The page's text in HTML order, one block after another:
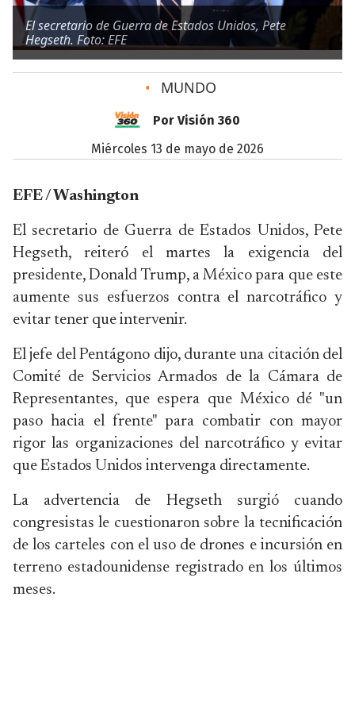
El secretario de Guerra de Estados Unidos, Pete
Hegseth. Foto: EFE
• MUNDO
Por Visión 360
miércoles 13 de mayo de 2026
EFE / Washington
El secretario de Guerra de Estados Unidos, Pete
Hegseth, reiteró el martes la exigencia del
presidente, Donald Trump, a México para que este
aumente sus esfuerzos contra el narcotráfico y
evitar tener que intervenir.
El jefe del Pentágono dijo, durante una citación del
Comité de Servicios Armados de la Cámara de
Representantes, que espera que México dé "un
paso hacia el frente" para combatir con mayor
rigor las organizaciones del narcotráfico y evitar
que Estados Unidos intervenga directamente.
La advertencia de Hegseth surgió cuando
congresistas le cuestionaron sobre la tecnificación
de los carteles con el uso de drones e incursión en
terreno estadounidense registrado en los últimos
meses.